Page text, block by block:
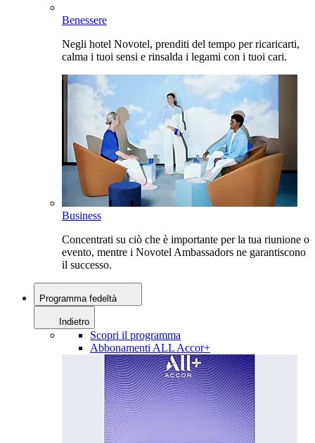
Benessere
Negli hotel Novotel, prenditi del tempo per ricaricarti,
calma i tuoi sensi e rinsalda i legami con i tuoi cari.
Business
Concentrati su ciò che è importante per la tua riunione o
evento, mentre i Novotel Ambassadors ne garantiscono
il successo.
Programma fedeltà
Indietro
Scopri il programma
Abbonamenti ALL Accor+